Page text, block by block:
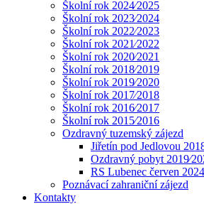
Školní rok 2024⁄2025
Školní rok 2023⁄2024
Školní rok 2022⁄2023
Školní rok 2021⁄2022
Školní rok 2020⁄2021
Školní rok 2018⁄2019
Školní rok 2019⁄2020
Školní rok 2017⁄2018
Školní rok 2016⁄2017
Školní rok 2015⁄2016
Ozdravný tuzemský zájezd
Jiřetín pod Jedlovou
Ozdravný pobyt
RS Lubenec červen 2024
Poznávací zahraniční zájezd
Kontakty